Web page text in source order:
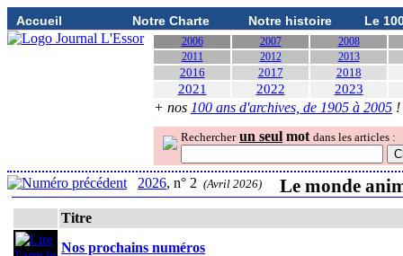
Accueil Notre Charte Notre histoire Le
2006 2007
2008
2011
2012 2013
2016 2017 2018
2021 2022 2023
+ nos 100 ans d'archives, de 1905 à 2005 !
Rechercher un seul mot dans les articles :
2026, n° 2 (Avril 2026) Le monde
Titre
Nos prochains numéros